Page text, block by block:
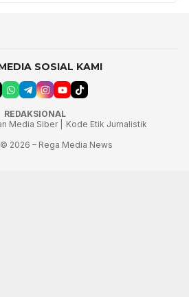
SOSIAL KAMI
REDAKSIONAL
Media Siber |
Kode Etik Jurnalistik
2026 – Rega Media News